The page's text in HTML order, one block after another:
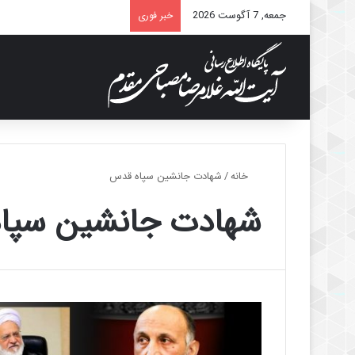
جمعه, 7 آگوست 2026 خبر فوری
خانه/شهادت جانشین سپاه قدس
شهادت جانشین